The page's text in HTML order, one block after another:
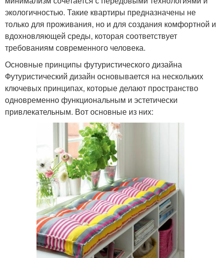
экологичностью. Такие квартиры предназначены не
только для проживания, но и для создания комфортной и
вдохновляющей среды, которая соответствует
требованиям современного человека.
Основные принципы футуристического дизайна
Футуристический дизайн основывается на нескольких
ключевых принципах, которые делают пространство
одновременно функциональным и эстетически
привлекательным. Вот основные из них: